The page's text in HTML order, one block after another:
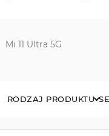
Mi 11 Ultra 5G
RODZAJ PRODUKTU